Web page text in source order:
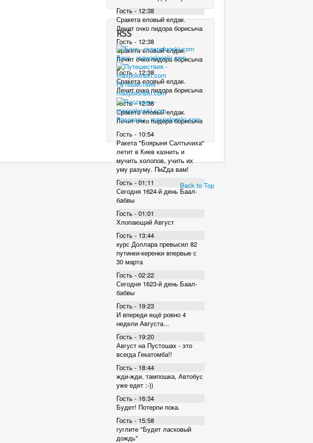
Гость - 12:38
Сракета еловый елдак.
Лечит очко пидора борисыча
Гость - 12:38
Сракета еловый елдак.
Лечит очко пидора борисыча
Гость - 12:38
Сракета еловый елдак.
Лечит очко пидора борисыча
Гость - 12:38
Сракета еловый елдак.
Лечит очко пидора борисыча
Гость - 10:54
Ракета "Боярыня Салтычиха"
летит в Киев казнить и
мучить холопов, учить их
уму разуму. ПиZда вам!
Гость - 01:11
Сегодня 1624-й день Баал-
бабвы
Гость - 01:01
Хлопающий Август
Гость - 13:44
курс Доллара превысил 82
пyтинки-керенки впервые с
30 марта
Гость - 02:22
Сегодня 1623-й день Баал-
бабвы
Гость - 19:23
И впереди ещё ровно 4
недели Августа...
Гость - 19:20
Август на Пустошах - это
всегда Гекатомба!!
Гость - 18:44
жди-жди, тампошка, Автобус
уже едет ;-))
Гость - 16:34
Будет! Потерпи пока.
Гость - 15:58
гуглите "Будет ласковый
дождь"
RSS
Блог - maxpolonski.com
Путешествия -
maxpolonski.com
Рассказы - maxpolonski.com
Back to Top